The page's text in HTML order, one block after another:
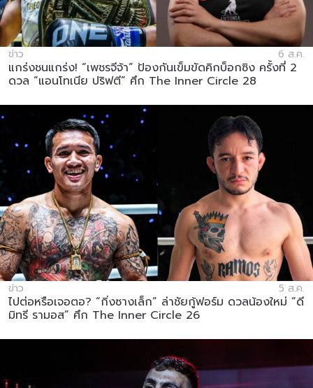
ข่าว 6 ส.ค.
แกร่งชนแกร่ง! “เพชรจีจ้า” ป้องกันเข็มขัดคิกบ็อกซิง ครั้งที่ 2
ดวล “แอนโทเนีย ปริฟตี” ศึก The Inner Circle 28
ข่าว 5 ส.ค.
ไปต่อหรือเจอตอ? “กิ่งซางเล็ก” ล่าชัยกู้ฟอร์ม ดวลน้องใหม่ “ดี
มิทรี รามอส” ศึก The Inner Circle 26